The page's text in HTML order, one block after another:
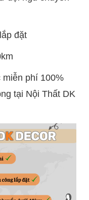
đặt
phí 100%
tại Nội Thất DK